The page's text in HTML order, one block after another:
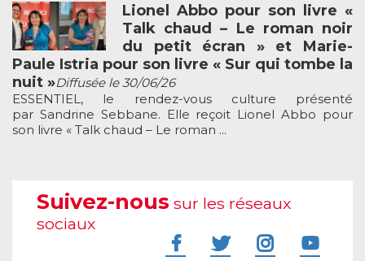
Lionel Abbo pour son livre «
Talk chaud – Le roman noir
du petit écran » et Marie-
Paule Istria pour son livre « Sur qui tombe la
nuit »Diffusée le 30/06/26
ESSENTIEL, le rendez-vous culture présenté
par Sandrine Sebbane. Elle reçoit Lionel Abbo pour
son livre « Talk chaud – Le roman ...
Suivez-nous sur les réseaux
sociaux